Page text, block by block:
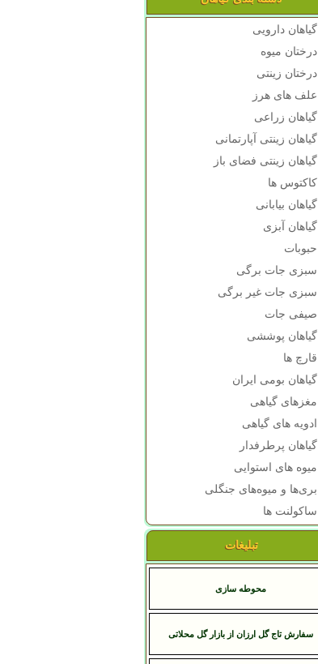
گیاهان دارویی
درختان میوه
درختان زینتی
علف های هرز
گیاهان زراعی
گیاهان زینتی آپارتمانی
گیاهان زینتی فضای باز
کاکتوس ها
گیاهان بیابانی
گیاهان آبزی
حبوبات
سبزی جات برگی
سبزی جات غیر برگی
صیفی جات
گیاهان پوششی
قارچ ها
گیاهان بومی ایران
مغزهای گیاهی
ادویه های گیاهی
گیاهان پرطرفدار
میوه های استوایی
بری‌ها و میوه‌های جنگلی
ساکولنت ها
تبلیغات
محوطه سازی
سفارش تاج گل ارزان از بازار گل محلاتی